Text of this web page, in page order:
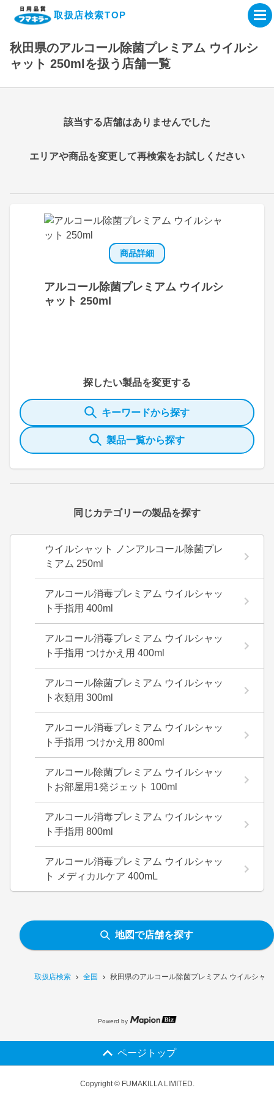
取扱店検索TOP
企業・IR情報サイト
製品情報サイト
オンラインショップ
製品検索はこちら
取扱店検索はこちら
取扱店検索 全国 秋田県のアルコール除菌プレミアム ウイルシャ
秋田県のアルコール除菌プレミアム ウイルシ
ャット 250mlを扱う店舗一覧
商品詳細
アルコール除菌プレミアム ウイルシ
ャット 250ml
探したい製品を変更する
キーワードから探す
製品一覧から探す
同じカテゴリーの製品を探す
ウイルシャット ノンアルコール除菌プレ
ミアム 250ml
アルコール消毒プレミアム ウイルシャッ
ト手指用 400ml
アルコール消毒プレミアム ウイルシャッ
ト手指用 つけかえ用 400ml
アルコール除菌プレミアム ウイルシャッ
ト衣類用 300ml
アルコール消毒プレミアム ウイルシャッ
ト手指用 つけかえ用 800ml
アルコール除菌プレミアム ウイルシャッ
トお部屋用1発ジェット 100ml
アルコール消毒プレミアム ウイルシャッ
ト手指用 800ml
アルコール消毒プレミアム ウイルシャッ
ト メディカルケア 400mL
該当する店舗はありませんでした
エリアや商品を変更して再検索をお試しください
地図で店舗を探す
Powerd by
ページトップ
Copyright © FUMAKILLA LIMITED.